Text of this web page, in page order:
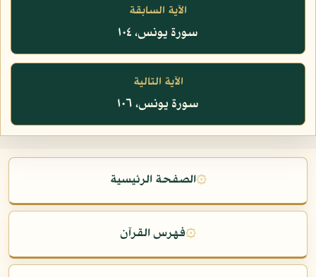
الآية السابقة
سورة يونس، ١٠٤
الآية التالية
سورة يونس، ١٠٦
۞الصفحة الرئيسية
۞فهرس القرآن